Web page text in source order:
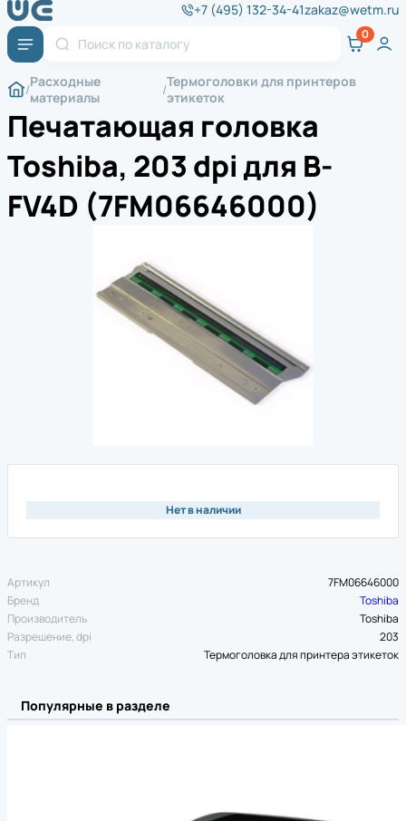
+7 (495) 132-34-41zakaz@wetm.ru
Расходные
материалы
Термоголовки для принтеров
этикеток
Печатающая головка
Toshiba, 203 dpi для B-
FV4D (7FM06646000)
Нет в наличии
Артикул
7FM06646000
Бренд
Toshiba
Производитель
Toshiba
Разрешение, dpi
203
Тип
Термоголовка для принтера этикеток
Популярные в разделе